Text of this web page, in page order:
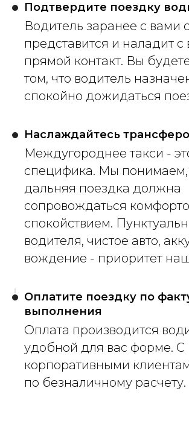
Подтвердите поездку
Водитель заранее с вами
представится и наладит с
прямой контакт. Вы
том, что водитель
спокойно дожидаться
Наслаждайтесь
Междугороднее такси -
специфика. Мы понимаем,
дальняя поездка должна
сопровождаться
спокойствием.
водителя, чистое авто,
вождение - приоритет
Оплатите поездку по
выполнения
Оплата производится
удобной для вас форме. С
корпоративными
по безналичному расчету.